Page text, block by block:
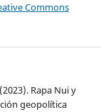
Commons
Rapa Nui y
geopolítica